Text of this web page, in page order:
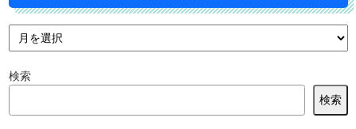
検索
検索